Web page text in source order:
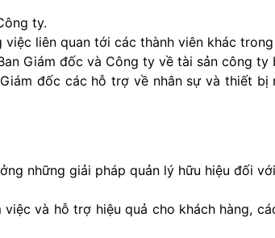
ty.
liên quan tới các thành viên khác trong
Giám đốc và Công ty về tài sản công ty
đốc các hỗ trợ về nhân sự và thiết bị
những giải pháp quản lý hữu hiệu đối
và hỗ trợ hiệu quả cho khách hàng,